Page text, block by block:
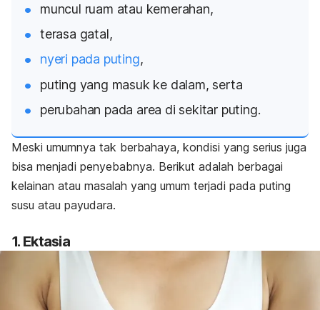
muncul ruam atau kemerahan,
terasa gatal,
nyeri pada puting,
puting yang masuk ke dalam, serta
perubahan pada area di sekitar puting.
Meski umumnya tak berbahaya, kondisi yang serius juga
bisa menjadi penyebabnya. Berikut adalah berbagai
kelainan atau masalah yang umum terjadi pada puting
susu atau payudara.
1. Ektasia